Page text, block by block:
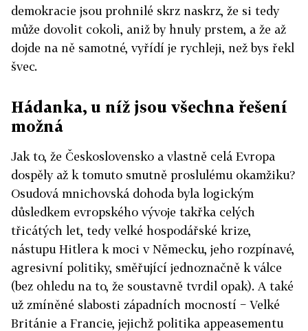
demokracie jsou prohnilé skrz naskrz, že si tedy
může dovolit cokoli, aniž by hnuly prstem, a že až
dojde na ně samotné, vyřídí je rychleji, než bys řekl
švec.
Hádanka, u níž jsou všechna řešení
možná
Jak to, že Československo a vlastně celá Evropa
dospěly až k tomuto smutně proslulému okamžiku?
Osudová mnichovská dohoda byla logickým
důsledkem evropského vývoje takřka celých
třicátých let, tedy velké hospodářské krize,
nástupu Hitlera k moci v Německu, jeho rozpínavé,
agresivní politiky, směřující jednoznačně k válce
(bez ohledu na to, že soustavně tvrdil opak). A také
už zmíněné slabosti západních mocností − Velké
Británie a Francie, jejichž politika appeasementu